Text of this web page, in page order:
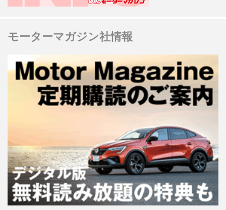
モーターマガジン社情報